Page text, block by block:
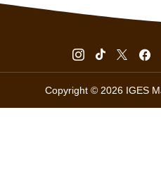
Copyright © 2026 IGES